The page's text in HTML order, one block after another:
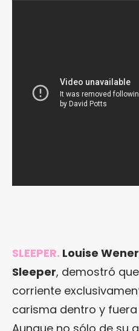
SLEEPER. Louise Wener
Sleeper, demostró
corriente
carisma dentro y